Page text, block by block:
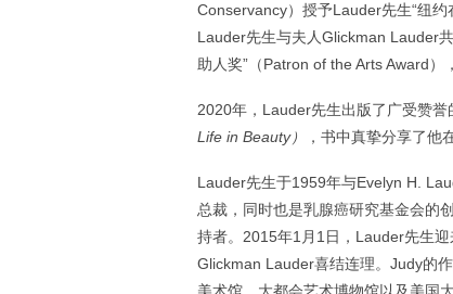
Conservancy）授予Lauder先生“纽
Lauder先生与夫人Glickman Lauder
助人奖”（Patron of the Arts Award）
2020年，Lauder先生出版了广受赞誉
Life in Beauty）
，书中真挚分享了他
Lauder先生于1959年与Evelyn H.
总裁，同时也是乳腺癌研究基金会的
持者。2015年1月1日，Lauder先生
Glickman Lauder喜结连理。Judy的